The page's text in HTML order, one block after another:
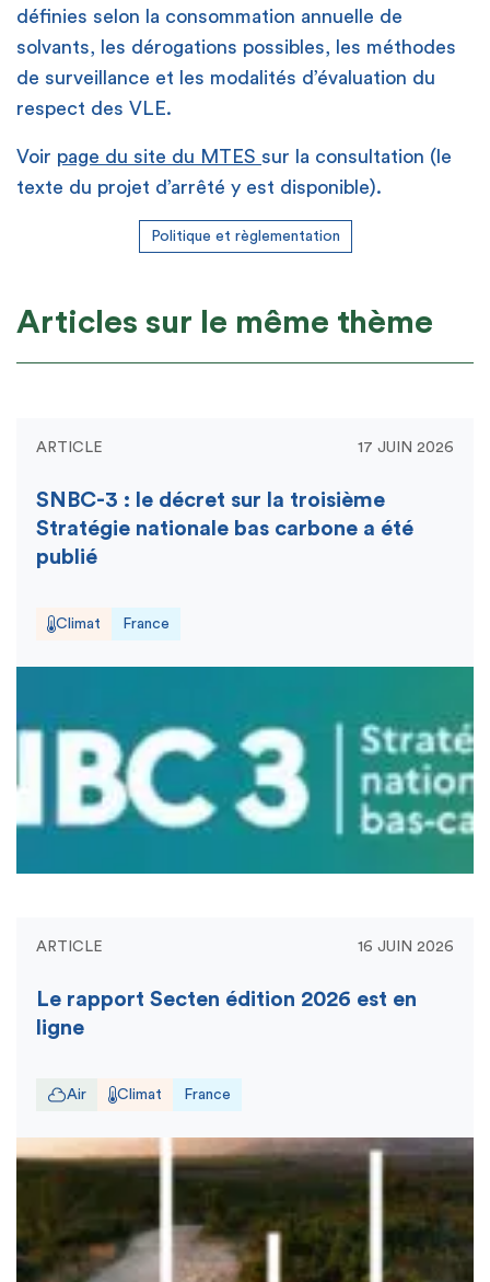
définies selon la consommation annuelle de
solvants, les dérogations possibles, les méthodes
de surveillance et les modalités d’évaluation du
respect des VLE.
Voir page du site du MTES sur la consultation (le
texte du projet d’arrêté y est disponible).
Politique et règlementation
Articles sur le même thème
ARTICLE 17 JUIN 2026
SNBC-3 : le décret sur la troisième
Stratégie nationale bas carbone a été
publié
Climat France
ARTICLE 16 JUIN 2026
Le rapport Secten édition 2026 est en
ligne
Air Climat France